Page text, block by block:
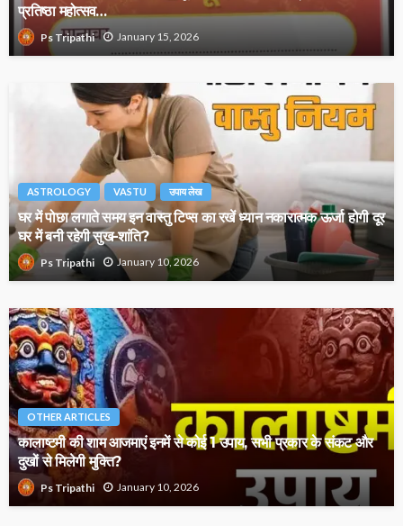
प्रतिष्ठा महोत्सव…
Ps Tripathi January 15, 2026
ASTROLOGY VASTU उपाय लेख
घर में पोछा लगाते समय इन वास्तु टिप्स का रखें ध्यान नकारात्मक ऊर्जा होगी दूर
घर में बनी रहेगी सुख-शांति?
Ps Tripathi January 10, 2026
OTHER ARTICLES
कालाष्टमी की शाम आजमाएं इनमें से कोई 1 उपाय, सभी प्रकार के संकट और
दुखों से मिलेगी मुक्ति?
Ps Tripathi January 10, 2026